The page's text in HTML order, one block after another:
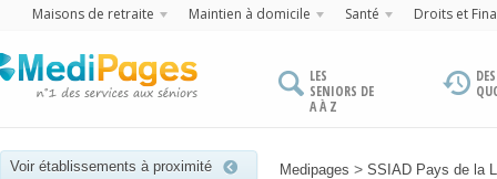
Maisons de retraite Maintien à domicile Santé Droits et
LES
SENIORS DE
A À Z
Voir établissements à proximité Medipages > SSIAD Pays de la